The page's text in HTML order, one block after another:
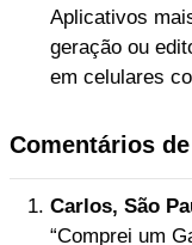
Aplicativos
geração ou
em celulares
Comentários
Carlos, São
“Comprei um